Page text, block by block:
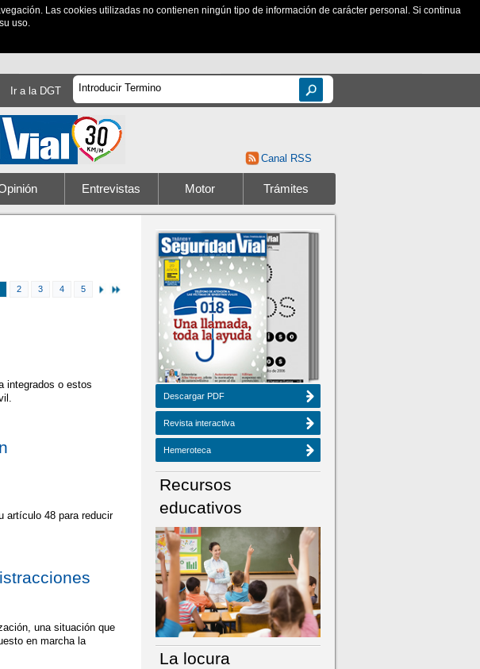
Las cookies utilizadas no contienen ningún tipo de información de carácter personal. Si continua
uso.
Ir a la DGT
Canal RSS
Entrevistas Motor Trámites
2 3 4 5
integrados o estos
artículo 48 para reducir
una situación que
en marcha la
Descargar PDF
Revista interactiva
Hemeroteca
Recursos
educativos
La locura